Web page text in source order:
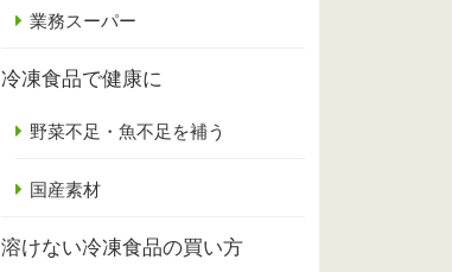
業務スーパー
冷凍食品で健康に
野菜不足・魚不足を補う
国産素材
溶けない冷凍食品の買い方